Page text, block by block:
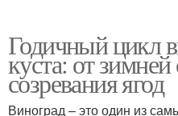
Годичный цикл
куста: от
созревания ягод
Виноград – это один из